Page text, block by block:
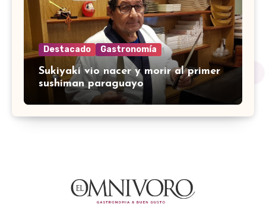
Destacado Gastronomía
Sukiyaki vio nacer y morir al primer
sushiman paraguayo